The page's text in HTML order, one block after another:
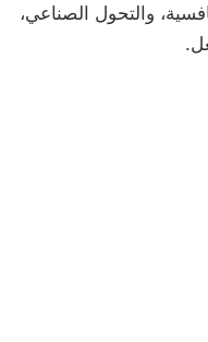
والتحول الصناعي،